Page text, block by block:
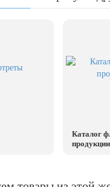
исторического и
Каталог
продукции